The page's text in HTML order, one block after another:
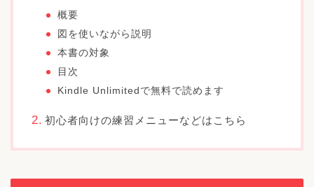
概要
図を使いながら説明
本書の対象
目次
Kindle Unlimitedで無料で読めます
初心者向けの練習メニューなどはこちら